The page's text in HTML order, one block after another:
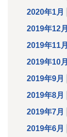
2020年1月
2019年12月
2019年11月
2019年10月
2019年9月
2019年8月
2019年7月
2019年6月